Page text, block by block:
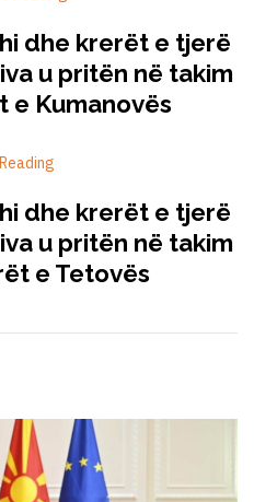
dhe krerët e tjerë
u pritën në takim
e Kumanovës
dhe krerët e tjerë
u pritën në takim
e Tetovës